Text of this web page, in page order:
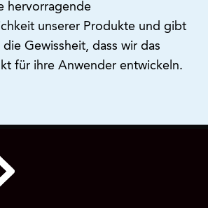
hervorragende
unserer Produkte und gibt
Gewissheit, dass wir das
für ihre Anwender entwickeln.